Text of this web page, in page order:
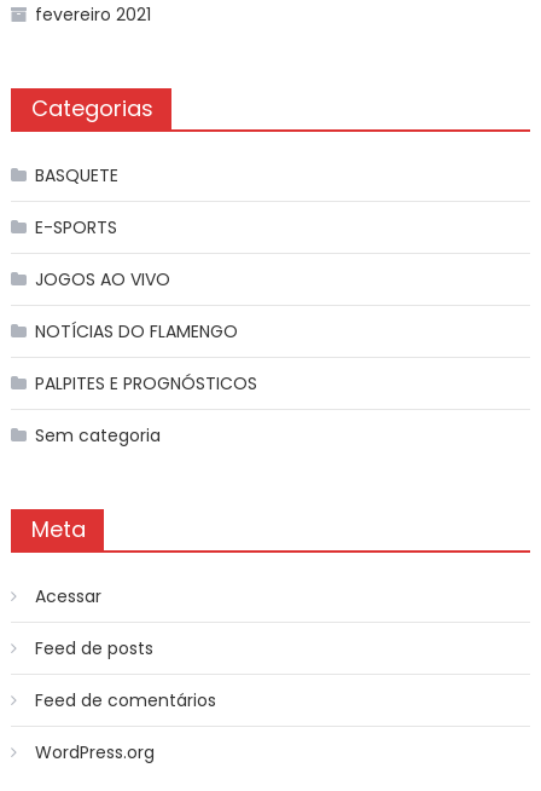
fevereiro 2021
Categorias
BASQUETE
E-SPORTS
JOGOS AO VIVO
NOTÍCIAS DO FLAMENGO
PALPITES E PROGNÓSTICOS
Sem categoria
Meta
Acessar
Feed de posts
Feed de comentários
WordPress.org